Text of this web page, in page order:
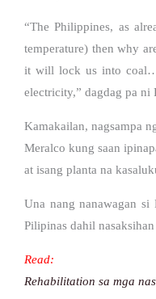
“The Philippines, as
temperature) then why
it will lock us into coal…
electricity,” dagdag pa ni
Kamakailan, nagsampa
Meralco kung saan
at isang planta na
Una nang nanawagan
Pilipinas dahil
Read:
Rehabilitation sa mga